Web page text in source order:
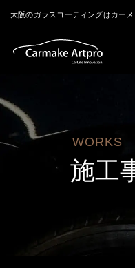
大阪のガラスコーティングはカー
WORKS
施工